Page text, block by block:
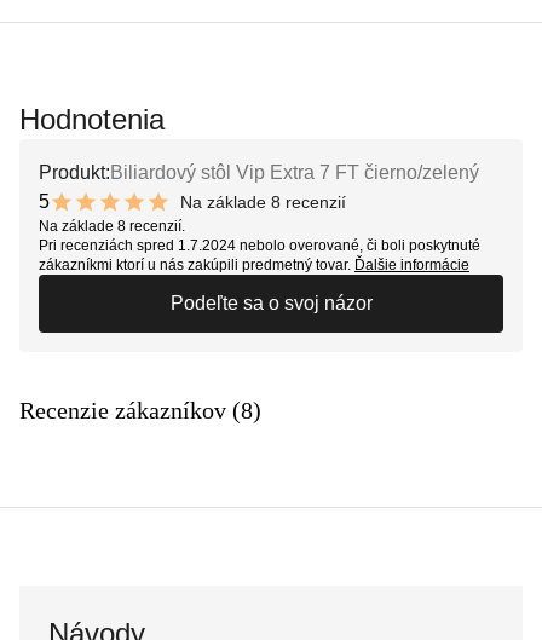
Hodnotenia
Produkt: Biliardový stôl Vip Extra 7 FT čierno/zelený
5
10 out of 10 stars
Na základe 8 recenzií
Na základe 8 recenzií.
Pri recenziách spred 1.7.2024 nebolo overované, či boli poskytnuté
zákazníkmi ktorí u nás zakúpili predmetný tovar. Ďalšie informácie
Podeľte sa o svoj názor
Recenzie zákazníkov (8)